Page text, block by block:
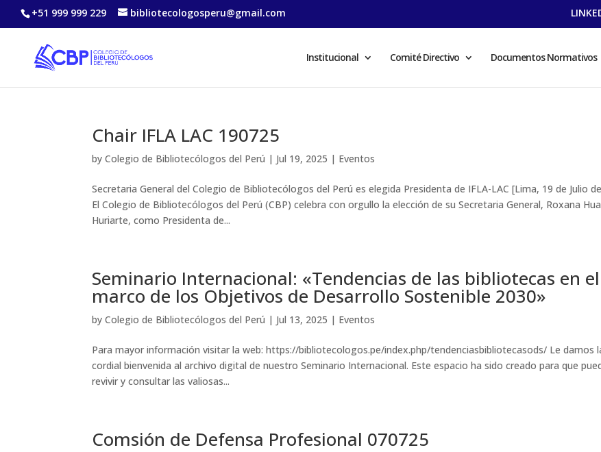
+51 999 999 229 bibliotecologosperu@gmail.com
Institucional Comité Directivo Documentos Normativos
Chair IFLA LAC 190725
byColegio de Bibliotecólogos del Perú | Jul 19, 2025 | Eventos
Secretaria General del Colegio de Bibliotecólogos del Perú es elegida Presidenta de IFLA-LAC [Lima, 19 de Julio
El Colegio de Bibliotecólogos del Perú (CBP) celebra con orgullo la elección de su Secretaria General, Roxana
Huriarte, como Presidenta de...
Seminario Internacional: «Tendencias de las bibliotecas en el
marco de los Objetivos de Desarrollo Sostenible 2030»
byColegio de Bibliotecólogos del Perú | Jul 13, 2025 | Eventos
Para mayor información visitar la web: https://bibliotecologos.pe/index.php/tendenciasbibliotecasods/ Le damos
cordial bienvenida al archivo digital de nuestro Seminario Internacional. Este espacio ha sido creado para que
revivir y consultar las valiosas...
Comsión de Defensa Profesional 070725